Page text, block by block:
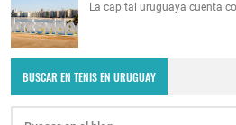
La capital uruguaya cuenta
BUSCAR EN TENIS EN URUGUAY